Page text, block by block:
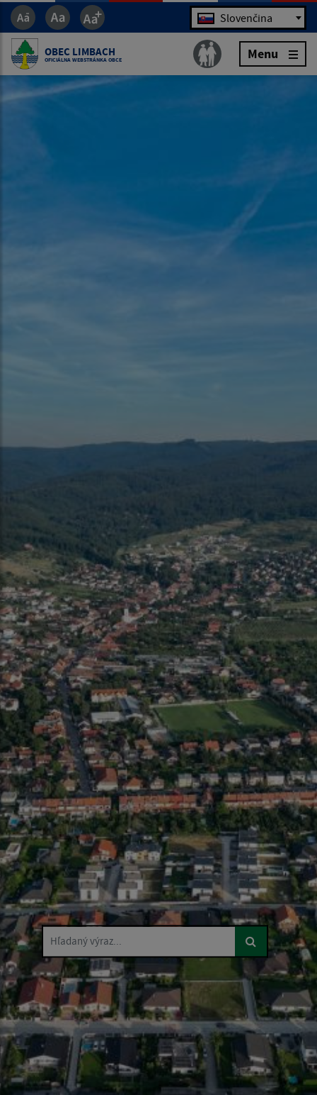
Jazyk Slovenčina
OBEC LIMBACH
OFICIÁLNA WEBSTRÁNKA OBCE Menu
Hľadaný výraz...